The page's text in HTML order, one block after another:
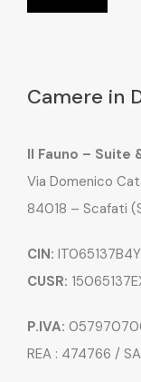
Camere in
Il Fauno – Suite
Via Domenico
84018 – Scafati
CIN:
CUSR:
P.IVA:
REA : 474766 / SA